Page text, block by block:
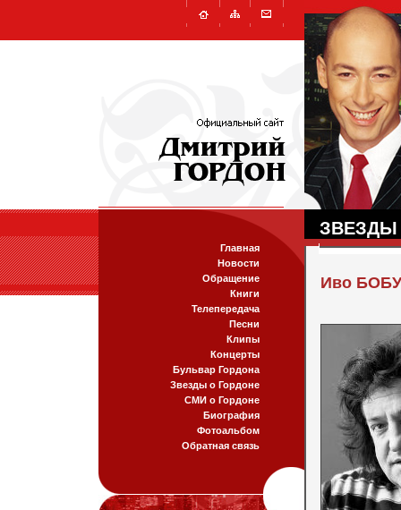
Главная
Новости
Обращение
Книги
Телепередача
Песни
Клипы
Концерты
Бульвар Гордона
Звезды о Гордоне
СМИ о Гордоне
Биография
Фотоальбом
Обратная связь
ЗВЕЗДЫ
Иво